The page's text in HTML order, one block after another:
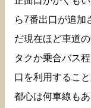
ら7番出口が追加
だ現在ほど車道
タクか乗合バス
口を利用するこ
都心は何車線も